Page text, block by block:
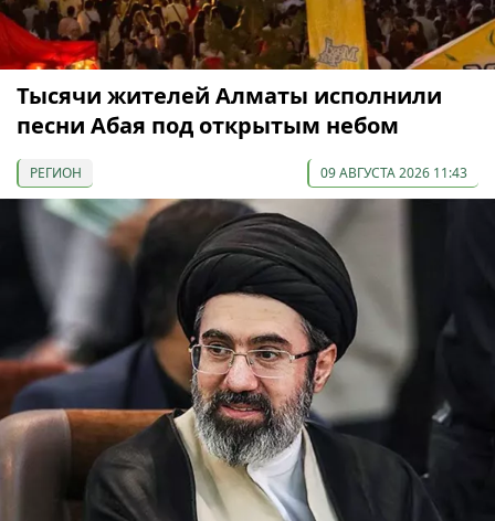
Тысячи жителей Алматы исполнили
песни Абая под открытым небом
РЕГИОН 09 АВГУСТА 2026 11:43